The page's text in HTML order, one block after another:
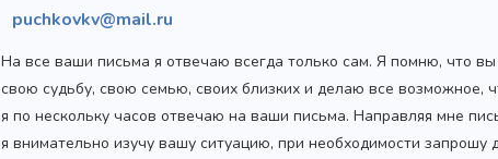
puchkovkv@mail.ru
На все ваши письма я отвечаю всегда только сам. Я помню, что
свою судьбу, свою семью, своих близких и делаю все
я по нескольку часов отвечаю на ваши письма. Направляя мне
я внимательно изучу вашу ситуацию, при необходимости